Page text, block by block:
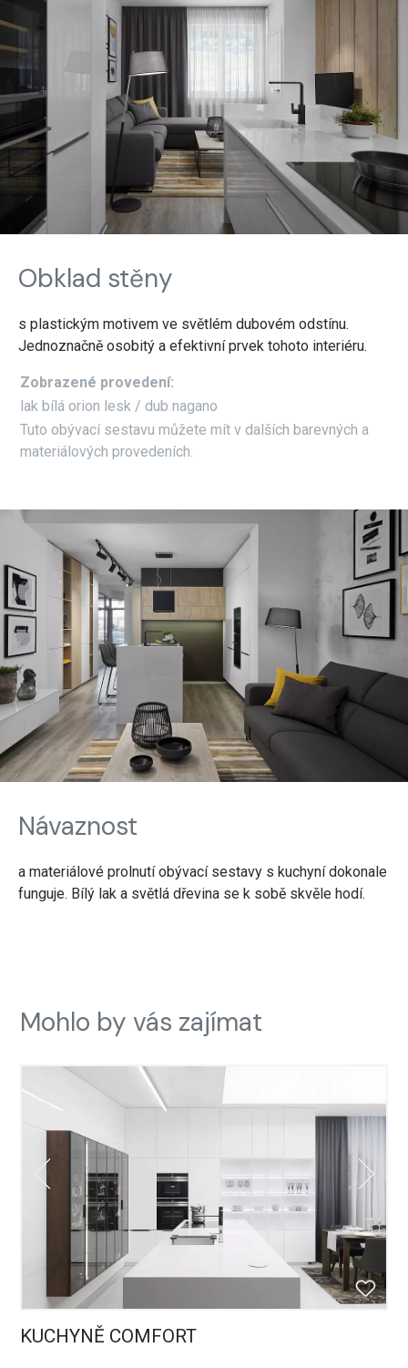
Obklad stěny
s plastickým motivem ve světlém dubovém odstínu.
Jednoznačně osobitý a efektivní prvek tohoto interiéru.
Zobrazené provedení:
lak bílá orion lesk / dub nagano
Tuto obývací sestavu můžete mít v dalších barevných a
materiálových provedeních.
Návaznost
a materiálové prolnutí obývací sestavy s kuchyní dokonale
funguje. Bílý lak a světlá dřevina se k sobě skvěle hodí.
Mohlo by vás zajímat
KUCHYNĚ COMFORT